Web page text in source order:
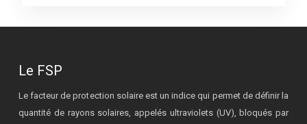
Le FSP
Le facteur de protection solaire est un indice qui permet de définir la
quantité de rayons solaires, appelés ultraviolets (UV), bloqués par